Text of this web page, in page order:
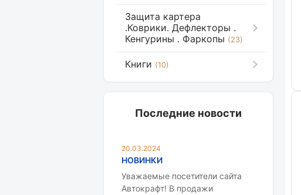
Защита картера
.Коврики. Дефлекторы .
Кенгурины . Фаркопы (23)
Книги (10)
Последние новости
20.03.2024
НОВИНКИ
Уважаемые посетители сайта
Автокрафт! В продажи